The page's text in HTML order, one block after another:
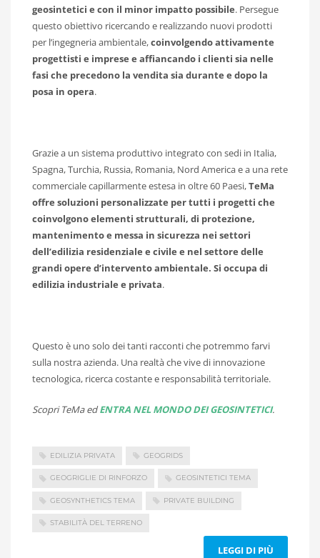
geosintetici e con il minor impatto possibile. Persegue
questo obiettivo ricercando e realizzando nuovi prodotti
per l’ingegneria ambientale,coinvolgendo attivamente
progettisti e imprese e affiancando i clienti sia nelle
fasi che precedono la vendita sia durante e dopo la
posa in opera.
Grazie a un sistema produttivo integrato con sedi in Italia,
Spagna, Turchia, Russia, Romania, Nord America e a una rete
commerciale capillarmente estesa in oltre 60 Paesi,TeMa
offre soluzioni personalizzate per tutti i progetti che
coinvolgono elementi strutturali, di protezione,
mantenimento e messa in sicurezza nei settori
dell’edilizia residenziale e civile e nel settore delle
grandi opere d’intervento ambientale. Si occupa di
edilizia industriale e privata.
Questo è uno solo dei tanti racconti che potremmo farvi
sulla nostra azienda. Una realtà che vive di innovazione
tecnologica, ricerca costante e responsabilità territoriale.
Scopri TeMa edENTRA NEL MONDO DEI GEOSINTETICI.
EDILIZIA PRIVATA GEOGRIDS
GEOGRIGLIE DI RINFORZO GEOSINTETICI TEMA
GEOSYNTHETICS TEMA PRIVATE BUILDING
STABILITÀ DEL TERRENO
LEGGI DI PIÙ